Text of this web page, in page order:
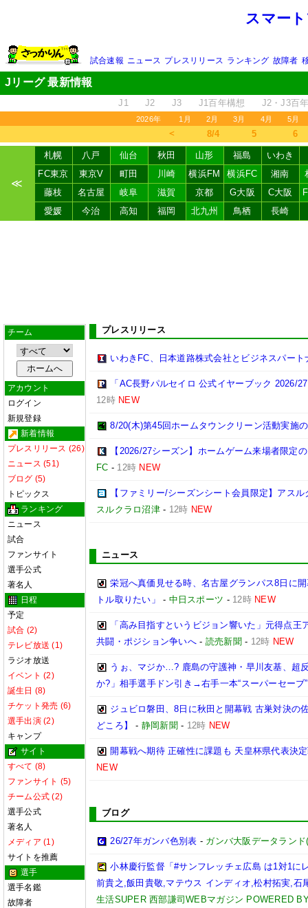
スマー
試合速報 ニュース プレスリリース ランキング 故障者
Jリーグ 最新情報
J1 J2 J3 J1百年構想 J2・J3百
2026年 1月 2月 3月 4月 5月
＜ 8/4 5 6
≪
札幌 八戸 仙台 秋田 山形 福島
いわき
FC東京
東京V 町田 川崎 横浜FM 横浜FC 湘南
藤枝
名古屋 岐阜 滋賀 京都 G大阪 C大阪
愛媛
今治 高知 福岡 北九州 鳥栖 長崎
チーム
アカウント
ログイン
新規登録
新着情報
プレスリリース (26)
ニュース (51)
ブログ (5)
トピックス
ランキング
ニュース
試合
ファンサイト
選手公式
著名人
日程
予定
試合 (2)
テレビ放送 (1)
ラジオ放送
イベント (2)
誕生日 (8)
チケット発売 (6)
選手出演 (2)
キャンプ
サイト
すべて (8)
ファンサイト (5)
チーム公式 (2)
選手公式
著名人
メディア (1)
サイトを推薦
選手
選手名鑑
故障者
プレスリリース
いわきFC、日本道路株式会社とビジネスパート
「AC長野パルセイロ 公式イヤーブック 2026/
12時 NEW
8/20(木)第45回ホームタウンクリーン活動実施
【2026/27シーズン】ホームゲーム来場者限定
FC - 12時 NEW
【ファミリー/シーズンシート会員限定】アス
スルクラロ沼津- 12時 NEW
ニュース
栄冠へ真価見せる時、名古屋グランパス8日に
トル取りたい」
- 中日スポーツ - 12時 NEW
「高み目指すというビジョン響いた」元得点
共闘・ポジション争いへ- 読売新聞 - 12時 NEW
うぉ、マジか…? 鹿島の守護神・早川友基、超
か?」相手選手ドン引き→右手一本“スーパーセーブ”
ジュビロ磐田、8日に秋田と開幕戦 古巣対決の
どころ】
- 静岡新聞 - 12時 NEW
開幕戦へ期待 正確性に課題も 天皇杯県代表決
NEW
ブログ
26/27年ガンバ色別表 - ガンバ大阪データラン
小林慶行監督「#サンフレッチェ広島 は1対1に
前貴之,飯田貴敬,マテウス インディオ,松村拓実,石
生活SUPER 西部謙司WEBマガジン POWERED